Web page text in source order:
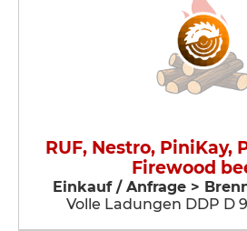
RUF, Nestro, PiniKay,
Firewood
Einkauf / Anfrage >
Volle Ladungen DDP D